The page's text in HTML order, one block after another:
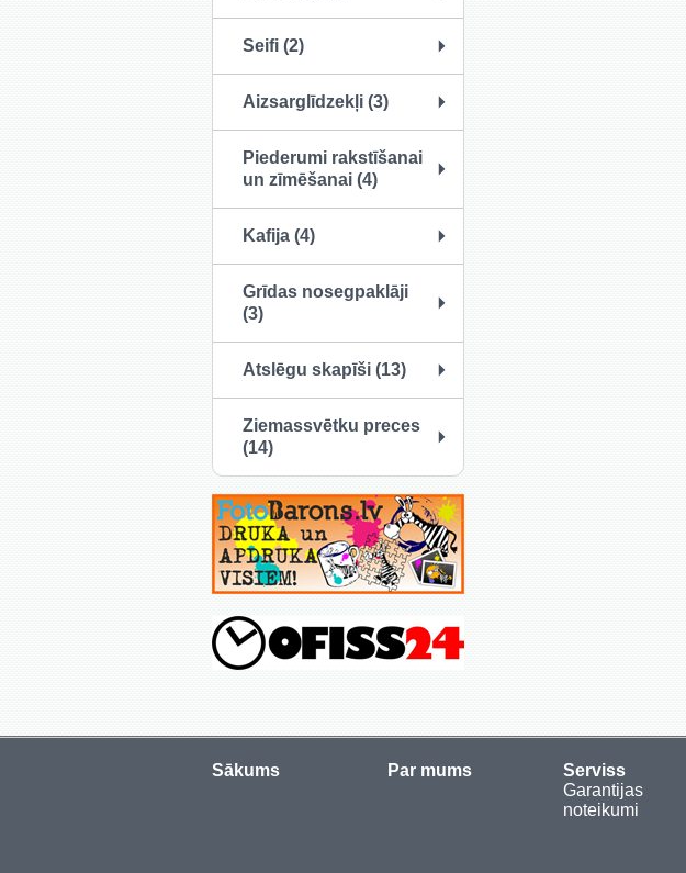
Seifi (2)
Aizsarglīdzekļi (3)
Piederumi rakstīšanai
un zīmēšanai (4)
Kafija (4)
Grīdas nosegpaklāji
(3)
Atslēgu skapīši (13)
Ziemassvētku preces
(14)
Sākums Par mums
Serviss
Garantijas
noteikumi